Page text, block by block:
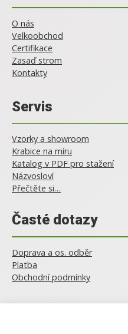
O nás
Velkoobchod
Certifikace
Zasaď strom
Kontakty
Servis
Vzorky a showroom
Krabice na míru
Katalog v PDF pro stažení
Názvosloví
Přečtěte si…
Časté dotazy
Doprava a os. odběr
Platba
Obchodní podmínky